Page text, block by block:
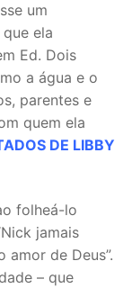
um
ela
Ed. Dois
a água e o
parentes e
quem ela
DE LIBBY
folheá-lo
jamais
de Deus”.
– que